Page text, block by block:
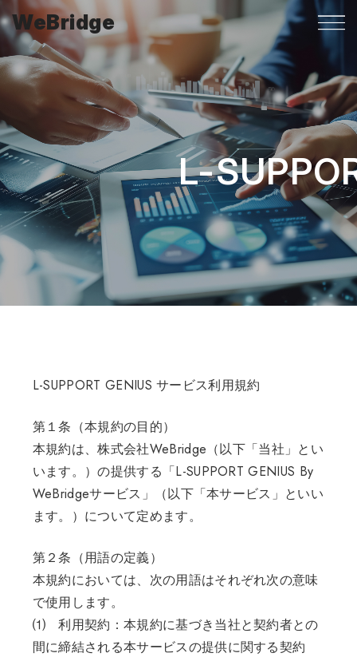
WeBridge
L-
L-SUPPORT GENIUS サービス利用規約
第１条（本規約の目的）
本規約は、株式会社WeBridge（以下「当社」とい
います。）の提供する「L-SUPPORT GENIUS By
WeBridgeサービス」（以下「本サービス」といい
ます。）について定めます。
第２条（用語の定義）
本規約においては、次の用語はそれぞれ次の意味
で使用します。
⑴ 利用契約：本規約に基づき当社と契約者との
間に締結される本サービスの提供に関する契約